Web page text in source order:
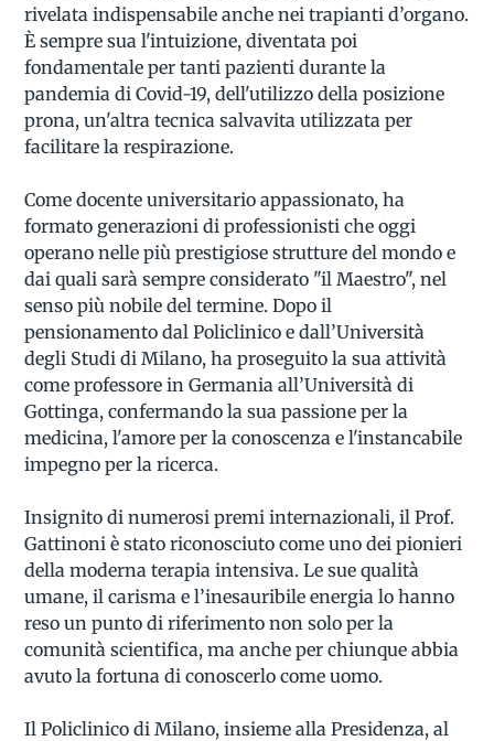
rivelata indispensabile anche nei trapianti d’organo.
È sempre sua l'intuizione, diventata poi
fondamentale per tanti pazienti durante la
pandemia di Covid-19, dell'utilizzo della posizione
prona, un'altra tecnica salvavita utilizzata per
facilitare la respirazione.
Come docente universitario appassionato, ha
formato generazioni di professionisti che oggi
operano nelle più prestigiose strutture del mondo e
dai quali sarà sempre considerato "il Maestro", nel
senso più nobile del termine. Dopo il
pensionamento dal Policlinico e dall’Università
degli Studi di Milano, ha proseguito la sua attività
come professore in Germania all’Università di
Gottinga, confermando la sua passione per la
medicina, l'amore per la conoscenza e l'instancabile
impegno per la ricerca.
Insignito di numerosi premi internazionali, il Prof.
Gattinoni è stato riconosciuto come uno dei pionieri
della moderna terapia intensiva. Le sue qualità
umane, il carisma e l’inesauribile energia lo hanno
reso un punto di riferimento non solo per la
comunità scientifica, ma anche per chiunque abbia
avuto la fortuna di conoscerlo come uomo.
Il Policlinico di Milano, insieme alla Presidenza, al